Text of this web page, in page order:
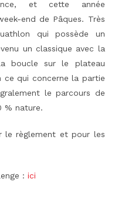
et cette année
end de Pâques. Très
qui possède un
un classique avec la
boucle sur le plateau
ce qui concerne la partie
le parcours de
% nature.
le règlement et pour les
:ici